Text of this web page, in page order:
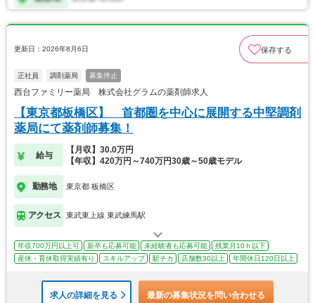
更新日：2026年8月6日 保存する
正社員 調剤薬局 募集停止
西台ファミリー薬局 株式会社グラムの薬剤師求人
【東京都板橋区】 首都圏を中心に展開する中堅調剤
薬局にて薬剤師募集！
給与
【月収】30.0万円
【年収】420万円～740万円30歳～50歳モデル
勤務地 東京都 板橋区
アクセス 東武東上線 東武練馬駅
年収700万円以上可 新卒も応募可能 未経験者も応募可能
残業月10ｈ以下
産休・育休取得実績有り
スキルアップ 駅チカ 店舗数30以上 年間休日120日以上
求人の詳細を見る 最新の募集状況を問い合わせる